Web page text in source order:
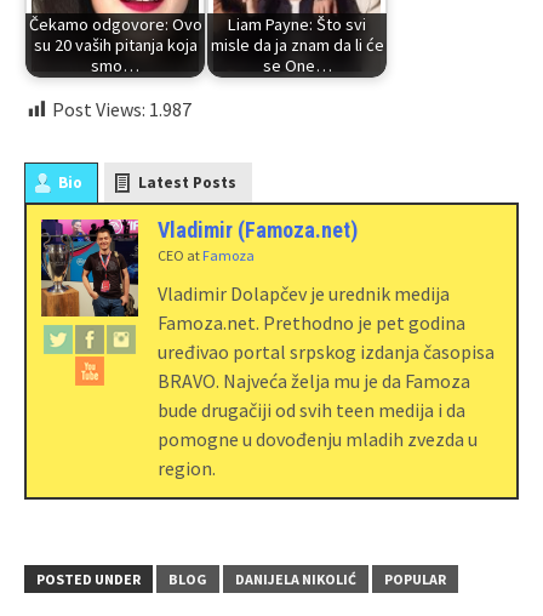
Čekamo odgovore: Ovo
su 20 vaših pitanja koja
smo…
Liam Payne: Što svi
misle da ja znam da li će
se One…
Post Views: 1.987
Bio Latest Posts
Vladimir (Famoza.net)
CEO at Famoza
Vladimir Dolapčev je urednik medija
Famoza.net. Prethodno je pet godina
uređivao portal srpskog izdanja časopisa
BRAVO. Najveća želja mu je da Famoza
bude drugačiji od svih teen medija i da
pomogne u dovođenju mladih zvezda u
region.
POSTED UNDER BLOG DANIJELA NIKOLIĆ POPULAR